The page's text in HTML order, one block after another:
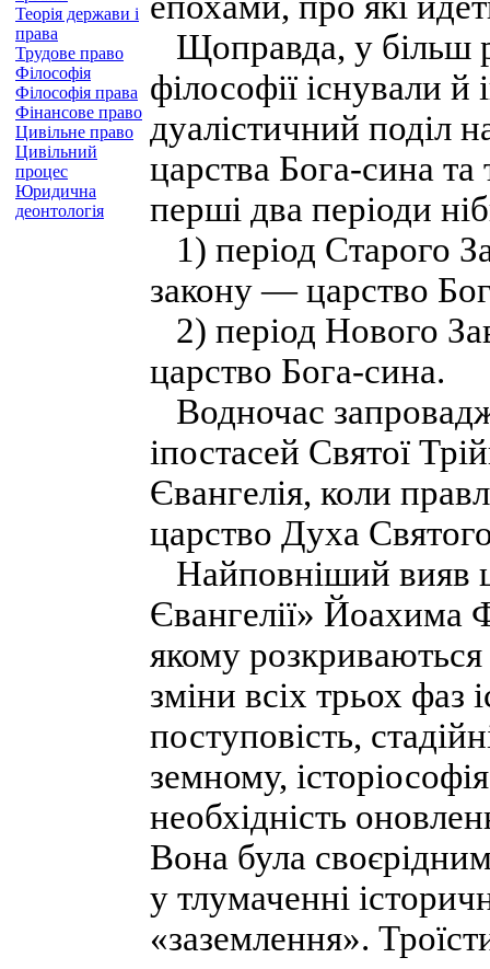
Теорія держави і
права
Трудове право
Філософія
Філософія права
Фінансове право
Цивільне право
Цивільний
процес
Юридична
деонтологія
Щоправда, у більш
філософії існували й
дуалістичний поділ
царства Бога-сина та
перші два періоди
1) період Старого
закону — царство
2) період Нового
царство Бога-сина.
Водночас
іпостасей Святої
Євангелія, коли
царство Духа
Найповніший вияв
Євангелії» Йоахима
якому розкриваються
зміни всіх трьох фаз
поступовість,
земному,
необхідність
Вона була
у тлумаченні
«заземлення».